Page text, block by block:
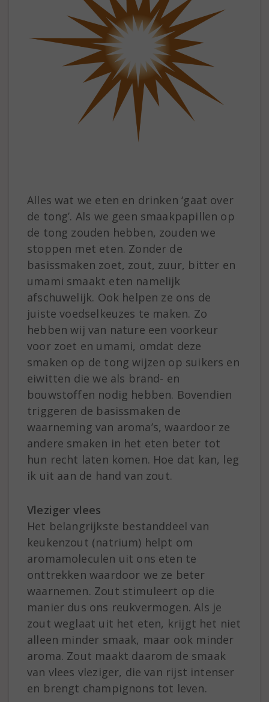
Alles wat we eten en drinken ‘gaat over
de tong’. Als we geen smaakpapillen op
de tong zouden hebben, zouden we
stoppen met eten. Zonder de
basissmaken zoet, zout, zuur, bitter en
umami smaakt eten namelijk
afschuwelijk. Ook helpen ze ons de
juiste voedselkeuzes te maken. Zo
hebben wij van nature een voorkeur
voor zoet en umami, omdat deze
smaken op de tong wijzen op suikers en
eiwitten die we als brand- en
bouwstoffen nodig hebben. Bovendien
triggeren de basissmaken de
waarneming van aroma’s, waardoor ze
andere smaken in het eten beter tot
hun recht laten komen. Hoe dat kan, leg
ik uit aan de hand van zout.
Vleziger vlees
Het belangrijkste bestanddeel van
keukenzout (natrium) helpt om
aromamoleculen uit ons eten te
onttrekken waardoor we ze beter
waarnemen. Zout stimuleert op die
manier dus ons reukvermogen. Als je
zout weglaat uit het eten, krijgt het niet
alleen minder smaak, maar ook minder
aroma. Zout maakt daarom de smaak
van vlees vleziger, die van rijst intenser
en brengt champignons tot leven.